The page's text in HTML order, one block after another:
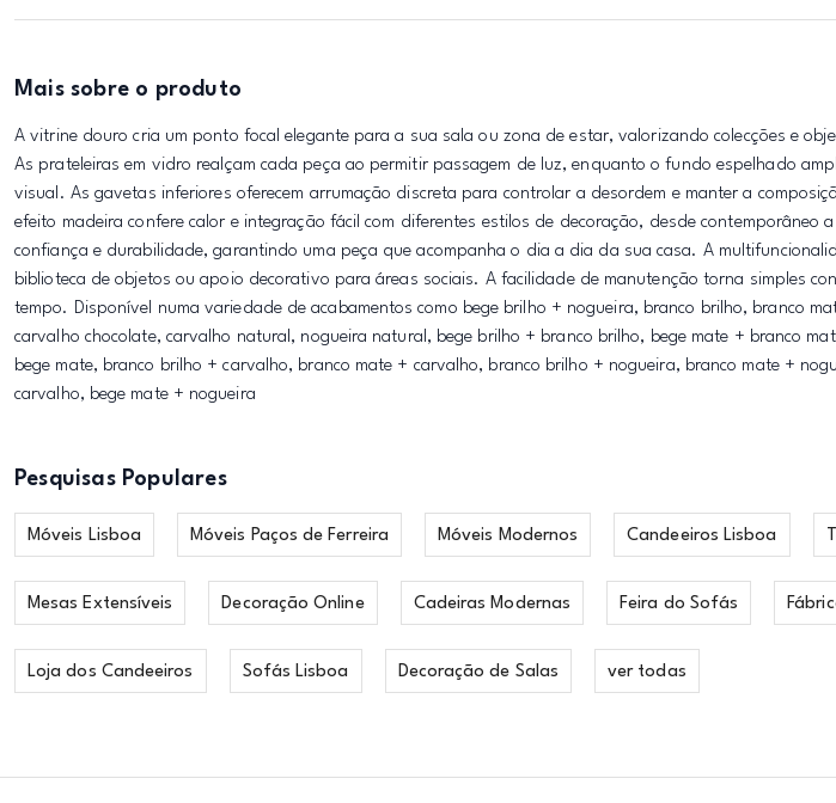
Mais sobre o produto
A vitrine douro cria um ponto focal elegante para a sua sala ou zona de estar, valorizando colecções e
As prateleiras em vidro realçam cada peça ao permitir passagem de luz, enquanto o fundo espelhado
visual. As gavetas inferiores oferecem arrumação discreta para controlar a desordem e manter a
efeito madeira confere calor e integração fácil com diferentes estilos de decoração, desde contemporâneo
confiança e durabilidade, garantindo uma peça que acompanha o dia a dia da sua casa. A
biblioteca de objetos ou apoio decorativo para áreas sociais. A facilidade de manutenção torna simples
tempo. Disponível numa variedade de acabamentos como bege brilho + nogueira, branco brilho, branco
carvalho chocolate, carvalho natural, nogueira natural, bege brilho + branco brilho, bege mate + branco
bege mate, branco brilho + carvalho, branco mate + carvalho, branco brilho + nogueira, branco mate +
carvalho, bege mate + nogueira
Pesquisas Populares
Móveis Lisboa Móveis Paços de Ferreira Móveis Modernos Candeeiros Lisboa
Mesas Extensíveis Decoração Online Cadeiras Modernas Feira do Sofás
Loja dos Candeeiros Sofás Lisboa Decoração de Salas ver todas